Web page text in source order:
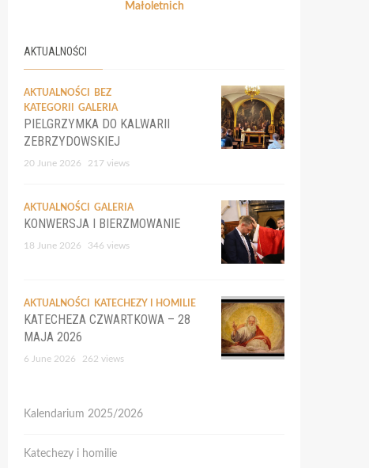
Małoletnich
AKTUALNOŚCI
AKTUALNOŚCI
BEZ
KATEGORII
GALERIA
PIELGRZYMKA DO KALWARII
ZEBRZYDOWSKIEJ
20 June 2026 217 views
AKTUALNOŚCI GALERIA
KONWERSJA I BIERZMOWANIE
18 June 2026 346 views
AKTUALNOŚCI KATECHEZY I HOMILIE
KATECHEZA CZWARTKOWA – 28
MAJA 2026
6 June 2026 262 views
Kalendarium 2025/2026
Katechezy i homilie